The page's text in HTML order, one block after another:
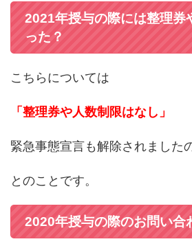
2021年授与の際には整理券
った？
こちらについては
「整理券や人数制限はなし」
緊急事態宣言も解除されました
とのことです。
2020年授与の際のお問い合